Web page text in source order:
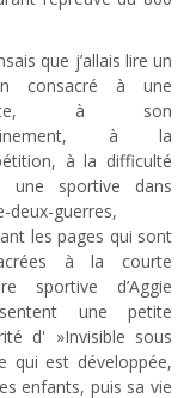
que j’allais lire un
consacré à une
à son
à la
à la difficulté
une sportive dans
deux-guerres,
les pages qui sont
à la courte
sportive d’Aggie
une petite
d' »Invisible sous
qui est développée,
enfants, puis sa vie